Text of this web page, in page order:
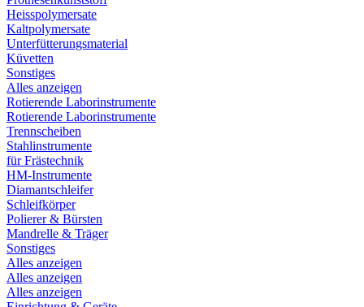
Heisspolymersate
Kaltpolymersate
Unterfütterungsmaterial
Küvetten
Sonstiges
Alles anzeigen
Rotierende Laborinstrumente
Rotierende Laborinstrumente
Trennscheiben
Stahlinstrumente
für Frästechnik
HM-Instrumente
Diamantschleifer
Schleifkörper
Polierer & Bürsten
Mandrelle & Träger
Sonstiges
Alles anzeigen
Alles anzeigen
Alles anzeigen